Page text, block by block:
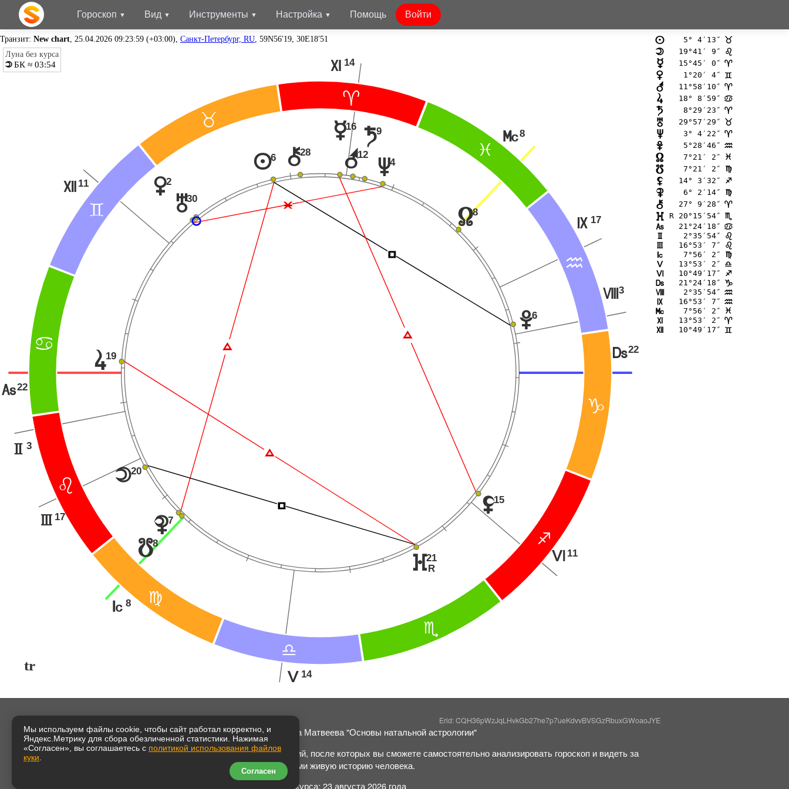
Гороскоп Вид Инструменты Настройка Помощь Войти
Транзит: New chart , 25.04.2026 09:23:59 (+03:00), Санкт-Петербург, RU , 59N56′19, 30E18′51
;
<
>
?
@
A
B
C
D
E
F
22
G
3
H
17
I
8
J
14
K
11
L
22
M
3
N
17
O
8
P
14
Q
11
R
v4
t9
r12
p16
|28
n6
u30
q2
s19
o20
{7
y8
}21
R
z15
w6
x8
Í
Ï
Í
Ï
Ë
Ï
tr
Луна без курса
oБК ≈ 03:54
n 5° 4′13″ <
o 19°41′ 9″ ?
p 15°45′ 0″ ;
q 1°20′ 4″ =
r 11°58′10″ ;
s 18° 8′59″ >
t 8°29′23″ ;
u 29°57′29″ <
v 3° 4′22″ ;
w 5°28′46″ E
x 7°21′ 2″ F
y 7°21′ 2″ @
z 14° 3′32″ C
{ 6° 2′14″ @
| 27° 9′28″ ;
} R 20°15′54″ B
G 21°24′18″ >
H 2°35′54″ ?
I 16°53′ 7″ ?
J 7°56′ 2″ @
K 13°53′ 2″ A
L 10°49′17″ C
M 21°24′18″ D
N 2°35′54″ E
O 16°53′ 7″ E
P 7°56′ 2″ F
Q 13°53′ 2″ ;
R 10°49′17″ =
Erid: CQH36pWzJqLHvkGb27he7p7ueKdvvBVSGzRbuxGWoaoJYE
Светлана Матвеева "Основы натальной астрологии"
40 занятий, после которых вы сможете самостоятельно анализировать гороскоп и видеть за
символами живую историю человека.
Начало курса: 23 августа 2026 года
Мы используем файлы cookie, чтобы сайт работал корректно, и
Яндекс.Метрику для сбора обезличенной статистики. Нажимая
«Согласен», вы соглашаетесь с политикой использования файлов
куки
Согласен